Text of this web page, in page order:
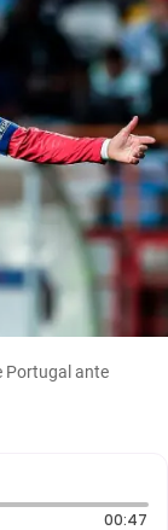
Portugal ante
00:47